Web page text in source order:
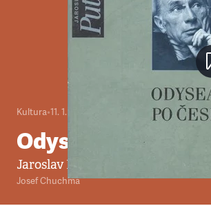
Kultura•11. 1. 1993
Odysea po česku
Jaroslav Putík
Josef Chuchma